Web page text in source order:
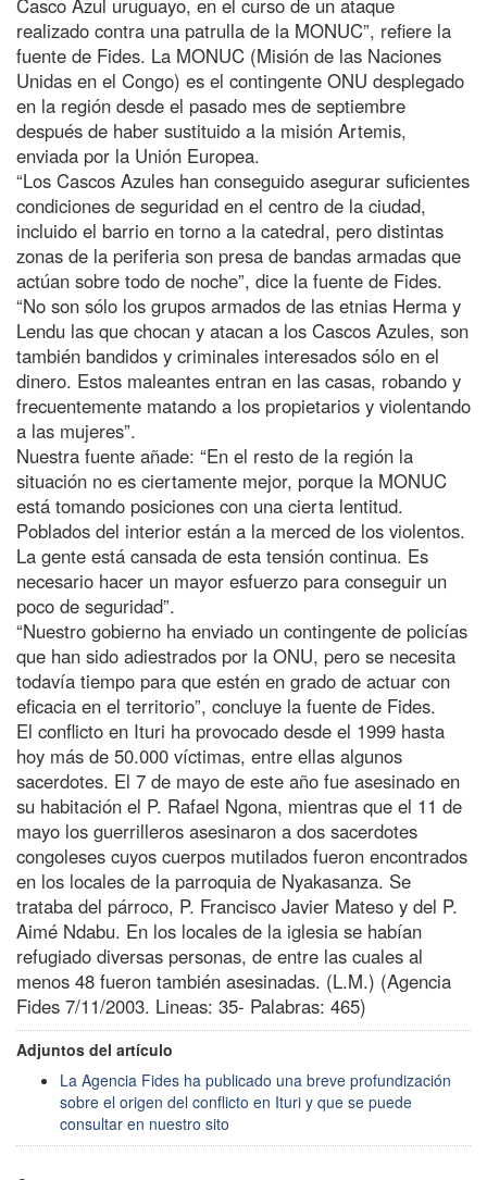
realizado contra una patrulla de la MONUC”, refiere la
fuente de Fides. La MONUC (Misión de las Naciones
Unidas en el Congo) es el contingente ONU desplegado
en la región desde el pasado mes de septiembre
después de haber sustituido a la misión Artemis,
enviada por la Unión Europea.
“Los Cascos Azules han conseguido asegurar suficientes
condiciones de seguridad en el centro de la ciudad,
incluido el barrio en torno a la catedral, pero distintas
zonas de la periferia son presa de bandas armadas que
actúan sobre todo de noche”, dice la fuente de Fides.
“No son sólo los grupos armados de las etnias Herma y
Lendu las que chocan y atacan a los Cascos Azules, son
también bandidos y criminales interesados sólo en el
dinero. Estos maleantes entran en las casas, robando y
frecuentemente matando a los propietarios y violentando
a las mujeres”.
Nuestra fuente añade: “En el resto de la región la
situación no es ciertamente mejor, porque la MONUC
está tomando posiciones con una cierta lentitud.
Poblados del interior están a la merced de los violentos.
La gente está cansada de esta tensión continua. Es
necesario hacer un mayor esfuerzo para conseguir un
poco de seguridad”.
“Nuestro gobierno ha enviado un contingente de policías
que han sido adiestrados por la ONU, pero se necesita
todavía tiempo para que estén en grado de actuar con
eficacia en el territorio”, concluye la fuente de Fides.
El conflicto en Ituri ha provocado desde el 1999 hasta
hoy más de 50.000 víctimas, entre ellas algunos
sacerdotes. El 7 de mayo de este año fue asesinado en
su habitación el P. Rafael Ngona, mientras que el 11 de
mayo los guerrilleros asesinaron a dos sacerdotes
congoleses cuyos cuerpos mutilados fueron encontrados
en los locales de la parroquia de Nyakasanza. Se
trataba del párroco, P. Francisco Javier Mateso y del P.
Aimé Ndabu. En los locales de la iglesia se habían
refugiado diversas personas, de entre las cuales al
menos 48 fueron también asesinadas. (L.M.) (Agencia
Fides 7/11/2003. Lineas: 35- Palabras: 465)
Adjuntos del artículo
La Agencia Fides ha publicado una breve profundización
sobre el origen del conflicto en Ituri y que se puede
consultar en nuestro sito